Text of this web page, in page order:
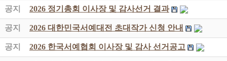
공지 2026 정기총회 이사장 및 감사선거 결과
공지 2026 대한민국서예대전 초대작가 신청 안내
공지 2026 한국서예협회 이사장 및 감사 선거공고